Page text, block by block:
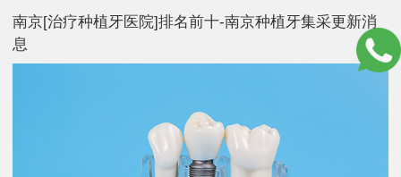
南京[治疗种植牙医院]排名前十-南京种植牙集采更新消
息